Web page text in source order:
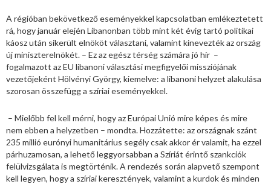
A régióban bekövetkező eseményekkel kapcsolatban emlékeztetett
rá, hogy január elején Libanonban több mint két évig tartó politikai
káosz után sikerült elnököt választani, valamint kinevezték az ország
új miniszterelnökét. – Ez az egész térség számára jó hír –
fogalmazott az EU libanoni választási megfigyelői missziójának
vezetőjeként Hölvényi György, kiemelve: a libanoni helyzet alakulása
szorosan összefügg a szíriai eseményekkel.
– Mielőbb fel kell mérni, hogy az Európai Unió mire képes és mire
nem ebben a helyzetben – mondta. Hozzátette: az országnak szánt
235 millió eurónyi humanitárius segély csak akkor ér valamit, ha ezzel
párhuzamosan, a lehető leggyorsabban a Szíriát érintő szankciók
felülvizsgálata is megtörténik. A rendezés során alapvető szempont
kell legyen, hogy a szíriai keresztények, valamint a kurdok és minden